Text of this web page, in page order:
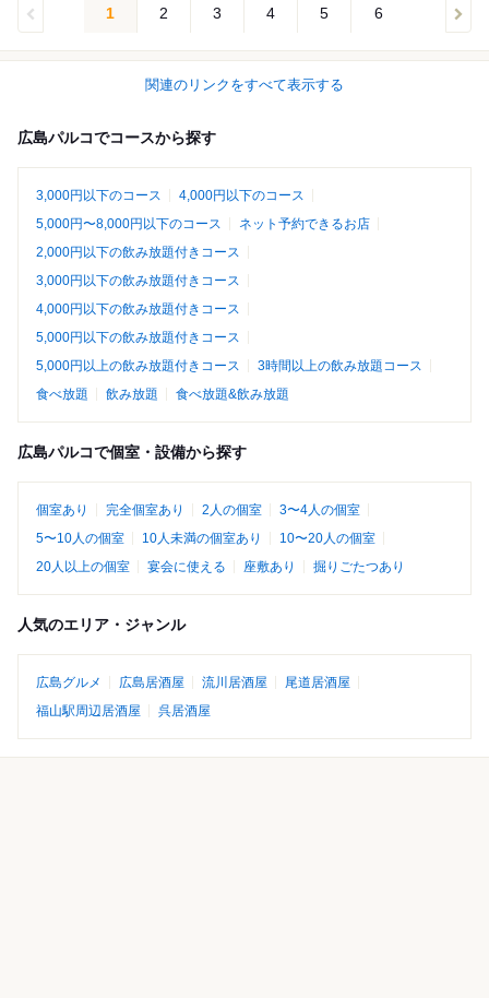
1 2 3 4 5 6
関連のリンクをすべて表示する
広島パルコでコースから探す
3,000円以下のコース
4,000円以下のコース
5,000円〜8,000円以下のコース
ネット予約できるお店
2,000円以下の飲み放題付きコース
3,000円以下の飲み放題付きコース
4,000円以下の飲み放題付きコース
5,000円以下の飲み放題付きコース
5,000円以上の飲み放題付きコース
3時間以上の飲み放題コース
食べ放題
飲み放題 食べ放題&飲み放題
広島パルコで個室・設備から探す
個室あり 完全個室あり 2人の個室
3〜4人の個室
5〜10人の個室
10人未満の個室あり
10〜20人の個室
20人以上の個室
宴会に使える 座敷あり 掘りごたつあり
人気のエリア・ジャンル
広島グルメ 広島居酒屋 流川居酒屋
尾道居酒屋
福山駅周辺居酒屋
呉居酒屋